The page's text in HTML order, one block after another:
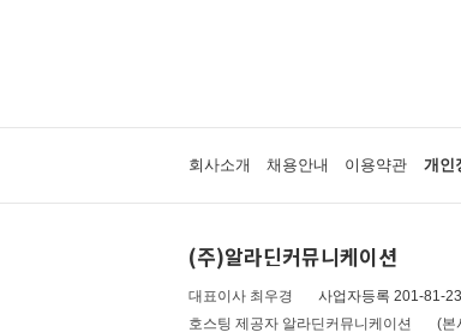
회사소개 채용안내 이용약관 개인
(주)알라딘커뮤니케이션
대표이사 최우경 사업자등록 201-81-
호스팅 제공자 알라딘커뮤니케이션
(본